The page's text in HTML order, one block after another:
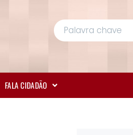
FALA CIDADÃO